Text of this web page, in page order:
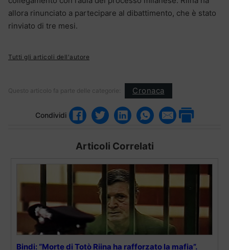
allora rinunciato a partecipare al dibattimento, che è stato
rinviato di tre mesi.
Tutti gli articoli dell'autore
Questo articolo fa parte delle categorie: Cronaca
Condividi
Articoli Correlati
Bindi: “Morte di Totò Riina ha rafforzato la mafia”.